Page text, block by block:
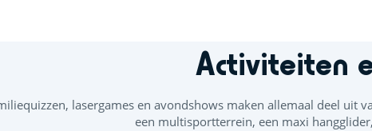
Activiteiten
lasergames en avondshows maken allemaal deel
een multisportterrein, een maxi